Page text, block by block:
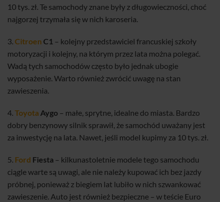
10 tys. zł. Te samochody znane były z długowieczności, choć
najgorzej trzymała się w nich karoseria.
3. Citroen C1 – kolejny przedstawiciel francuskiej szkoły
motoryzacji i kolejny, na którym przez lata można polegać.
Wadą tych samochodów często było jednak ubogie
wyposażenie. Warto również zwrócić uwagę na stan
zawieszenia.
4. Toyota Aygo – małe, sprytne, idealne do miasta. Bardzo
dobry benzynowy silnik sprawił, że samochód uważany jest
za inwestycję na lata. Nawet, jeśli model kupimy za 10 tys. zł.
5. Ford Fiesta – kilkunastoletnie modele tego samochodu
ciągle warte są uwagi, ale nie należy kupować ich bez jazdy
próbnej, ponieważ z biegiem lat lubiło w nich szwankować
zawieszenie. Auto jest również bezpieczne – w teście Euro